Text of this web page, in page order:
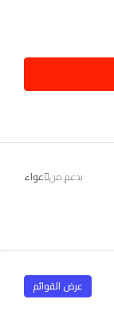
بدعم من عواء
عرض القوائم